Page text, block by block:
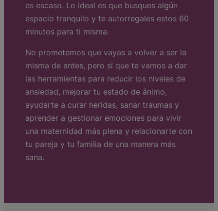
es escaso. Lo ideal es que busques algún
espacio tranquilo y te autorregales estos 60
minutos para ti misma.
No prometemos que vayas a volver a ser la
misma de antes, pero si que te vamos a dar
las herramientas para reducir los niveles de
ansiedad, mejorar tu estado de ánimo,
ayudarte a curar heridas, sanar traumas y
aprender a gestionar emociones para vivir
una maternidad más plena y relacionarte con
tu pareja y tu familia de una manera más
sana.